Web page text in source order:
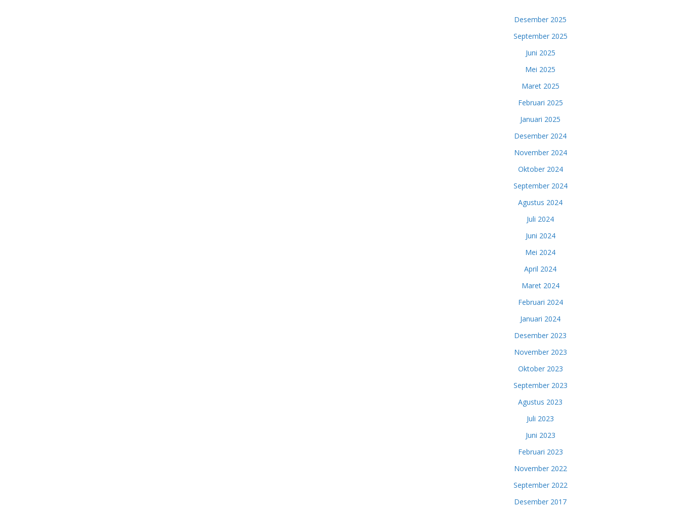
Desember 2025
September 2025
Juni 2025
Mei 2025
Maret 2025
Februari 2025
Januari 2025
Desember 2024
November 2024
Oktober 2024
September 2024
Agustus 2024
Juli 2024
Juni 2024
Mei 2024
April 2024
Maret 2024
Februari 2024
Januari 2024
Desember 2023
November 2023
Oktober 2023
September 2023
Agustus 2023
Juli 2023
Juni 2023
Februari 2023
November 2022
September 2022
Desember 2017